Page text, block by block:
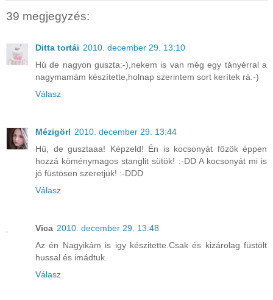
39 megjegyzés:
Ditta tortái 2010. december 29. 13:10
Hú de nagyon guszta:-),nekem is van még egy tányérral a
nagymamám készítette,holnap szerintem sort kerítek rá:-)
Válasz
Mézigörl 2010. december 29. 13:44
Hű, de gusztaaa! Képzeld! Én is kocsonyát főzök éppen
hozzá köménymagos stanglit sütök! :-DD A kocsonyát mi is
jó füstösen szeretjük! :-DDD
Válasz
Vica 2010. december 29. 13:48
Az én Nagyikám is igy készitette.Csak és kizárolag füstölt
hussal és imádtuk.
Válasz